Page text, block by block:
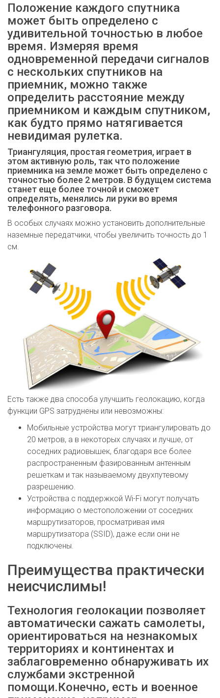
Положение каждого спутника
может быть определено с
удивительной точностью в любое
время. Измеряя время
одновременной передачи сигналов
с нескольких спутников на
приемник, можно также
определить расстояние между
приемником и каждым спутником,
как будто прямо натягивается
невидимая рулетка.
Триангуляция, простая геометрия, играет в
этом активную роль, так что положение
приемника на земле может быть определено с
точностью более 2 метров. В будущем система
станет еще более точной и сможет
определять, менялись ли руки во время
телефонного разговора.
В особых случаях можно установить дополнительные
наземные передатчики, чтобы увеличить точность до 1
см.
Есть также два способа улучшить геолокацию, когда
функции GPS затруднены или невозможны:
Мобильные устройства могут триангулировать до
20 метров, а в некоторых случаях и лучше, от
соседних радиовышек, благодаря все более
распространенным фазированным антенным
решеткам и так называемому двухпутевому
разрешению.
Устройства с поддержкой Wi-Fi могут получать
информацию о местоположении от соседних
маршрутизаторов, просматривая имя
маршрутизатора (SSID), даже если они не
подключены.
Преимущества практически
неисчислимы!
Технология геолокации позволяет
автоматически сажать самолеты,
ориентироваться на незнакомых
территориях и континентах и
заблаговременно обнаруживать их
службами экстренной
помощи.Конечно, есть и военное